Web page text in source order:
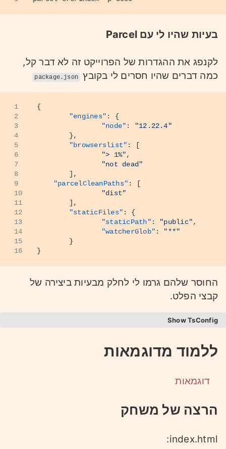
בעיות שהיו לי עם Parcel
לקנפג את ההגדרות של הפרוייקט זה לא דבר קל,
כמה דברים שהיו חסרים לי בקובץ
package.json
1
2
3
4
5
6
7
8
9
10
11
12
13
14
15
16
{
"engines" :
{
"node" :
"12.22.4"
},
"browserslist" :
[
"> 1%",
"not dead"
] ,
"parcelCleanPaths" :
[
"dist"
] ,
"staticFiles" :
{
"staticPath" : "public",
"watcherGlob" :
"**"
}
}
החוסר שלהם גרמו לי לחלק מבעיות ביצירה של
קבצי הפלט.
TsConfig
"esnext"
"strict": true,
true,
ללמוד מדוגמאות
דוגמאות
הרצה של משחק
index.html: